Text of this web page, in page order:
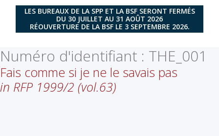
LES BUREAUX DE LA SPP ET LA BSF SERONT FERMÉS
DU 30 JUILLET AU 31 AOÛT 2026
RÉOUVERTURE DE LA BSF LE 3 SEPTEMBRE 2026.
Numéro d'identifiant : THE_001
Fais comme si je ne le savais pas
in RFP 1999/2 (vol.63)